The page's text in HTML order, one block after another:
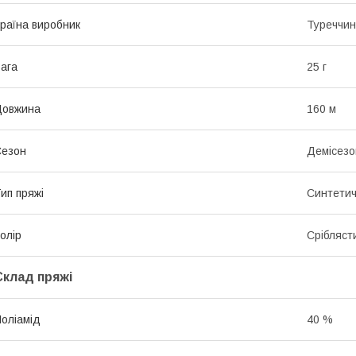
виробник
25 г
160 м
пряжі
пряжі
40 %